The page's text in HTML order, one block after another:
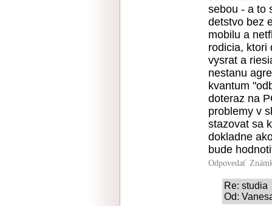
sebou - a to
detstvo bez
mobilu a
rodicia, ktori
vysrat a
nestanu
kvantum
doteraz na
problemy v
stazovat sa
dokladne
bude
Odpovedať
Re: studia
Od: